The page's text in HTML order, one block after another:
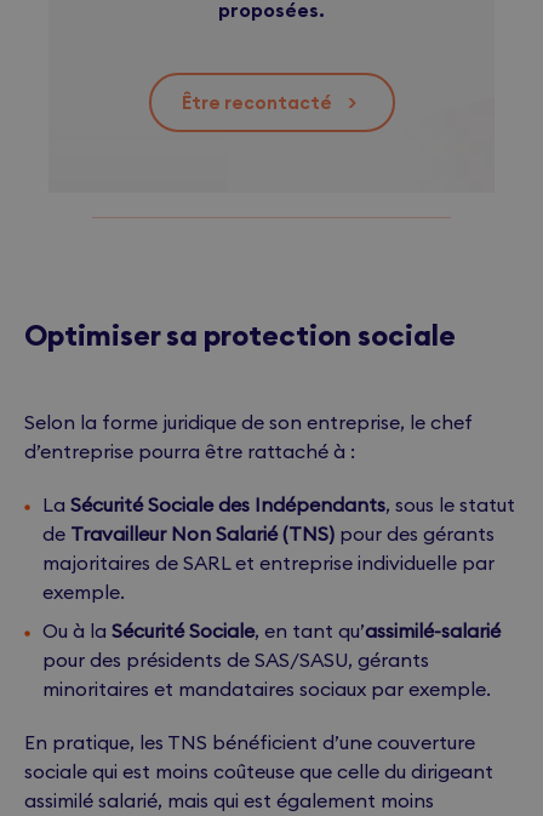
proposées.
Être recontacté >
Optimiser sa protection sociale
Selon la forme juridique de son entreprise, le chef
d’entreprise pourra être rattaché à :
La Sécurité Sociale des Indépendants, sous le statut
de Travailleur Non Salarié (TNS) pour des gérants
majoritaires de SARL et entreprise individuelle par
exemple.
Ou à la Sécurité Sociale, en tant qu’assimilé-salarié
pour des présidents de SAS/SASU, gérants
minoritaires et mandataires sociaux par exemple.
En pratique, les TNS bénéficient d’une couverture
sociale qui est moins coûteuse que celle du dirigeant
assimilé salarié, mais qui est également moins